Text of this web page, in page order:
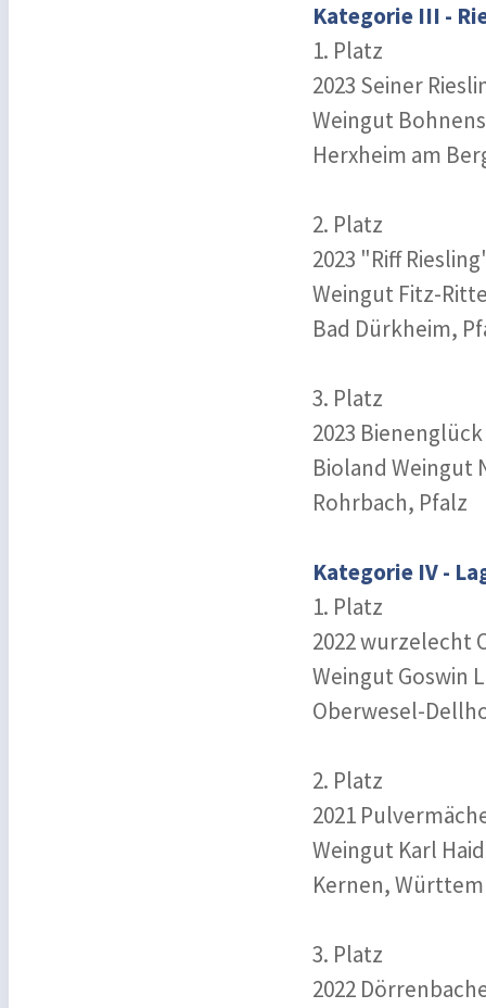
Kategorie III -
1. Platz
2023 Seiner
Weingut
Herxheim am
2. Platz
2023 "Riff
Weingut Fitz-
Bad Dürkheim,
3. Platz
2023
Bioland Weingut
Rohrbach,
Kategorie IV -
1. Platz
2022 wurzelecht
Weingut Goswin
Oberwesel-
2. Platz
2021
Weingut Karl
Kernen,
3. Platz
2022